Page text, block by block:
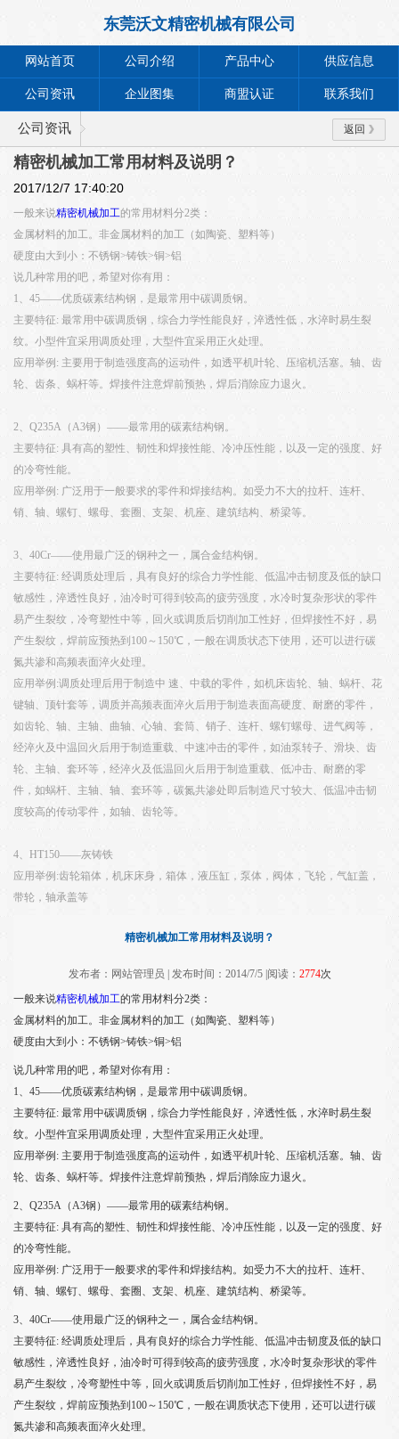
东莞沃文精密机械有限公司
网站首页 公司介绍 产品中心 供应信息
公司资讯 企业图集 商盟认证 联系我们
公司资讯 返回
精密机械加工常用材料及说明？
2017/12/7 17:40:20
一般来说精密机械加工的常用材料分2类：
金属材料的加工。非金属材料的加工（如陶瓷、塑料等）
硬度由大到小：不锈钢>铸铁>铜>铝
说几种常用的吧，希望对你有用：
1、45——优质碳素结构钢，是最常用中碳调质钢。
主要特征: 最常用中碳调质钢，综合力学性能良好，淬透性低，水淬时易生裂
纹。小型件宜采用调质处理，大型件宜采用正火处理。
应用举例: 主要用于制造强度高的运动件，如透平机叶轮、压缩机活塞。轴、齿
轮、齿条、蜗杆等。焊接件注意焊前预热，焊后消除应力退火。
2、Q235A（A3钢）——最常用的碳素结构钢。
主要特征: 具有高的塑性、韧性和焊接性能、冷冲压性能，以及一定的强度、好
的冷弯性能。
应用举例: 广泛用于一般要求的零件和焊接结构。如受力不大的拉杆、连杆、
销、轴、螺钉、螺母、套圈、支架、机座、建筑结构、桥梁等。
3、40Cr——使用最广泛的钢种之一，属合金结构钢。
主要特征: 经调质处理后，具有良好的综合力学性能、低温冲击韧度及低的缺口
敏感性，淬透性良好，油冷时可得到较高的疲劳强度，水冷时复杂形状的零件
易产生裂纹，冷弯塑性中等，回火或调质后切削加工性好，但焊接性不好，易
产生裂纹，焊前应预热到100～150℃，一般在调质状态下使用，还可以进行碳
氮共渗和高频表面淬火处理。
应用举例:调质处理后用于制造中 速、中载的零件，如机床齿轮、轴、蜗杆、花
键轴、顶针套等，调质并高频表面淬火后用于制造表面高硬度、耐磨的零件，
如齿轮、轴、主轴、曲轴、心轴、套筒、销子、连杆、螺钉螺母、进气阀等，
经淬火及中温回火后用于制造重载、中速冲击的零件，如油泵转子、滑块、齿
轮、主轴、套环等，经淬火及低温回火后用于制造重载、低冲击、耐磨的零
件，如蜗杆、主轴、轴、套环等，碳氮共渗处即后制造尺寸较大、低温冲击韧
度较高的传动零件，如轴、齿轮等。
4、HT150——灰铸铁
应用举例:齿轮箱体，机床床身，箱体，液压缸，泵体，阀体，飞轮，气缸盖，
带轮，轴承盖等
精密机械加工常用材料及说明？
发布者：网站管理员 | 发布时间：2014/7/5 |阅读： 2774次
一般来说精密机械加工的常用材料分2类：
金属材料的加工。非金属材料的加工（如陶瓷、塑料等）
硬度由大到小：不锈钢>铸铁>铜>铝
说几种常用的吧，希望对你有用：
1、45——优质碳素结构钢，是最常用中碳调质钢。
主要特征: 最常用中碳调质钢，综合力学性能良好，淬透性低，水淬时易生裂
纹。小型件宜采用调质处理，大型件宜采用正火处理。
应用举例: 主要用于制造强度高的运动件，如透平机叶轮、压缩机活塞。轴、齿
轮、齿条、蜗杆等。焊接件注意焊前预热，焊后消除应力退火。
2、Q235A（A3钢）——最常用的碳素结构钢。
主要特征: 具有高的塑性、韧性和焊接性能、冷冲压性能，以及一定的强度、好
的冷弯性能。
应用举例: 广泛用于一般要求的零件和焊接结构。如受力不大的拉杆、连杆、
销、轴、螺钉、螺母、套圈、支架、机座、建筑结构、桥梁等。
3、40Cr——使用最广泛的钢种之一，属合金结构钢。
主要特征: 经调质处理后，具有良好的综合力学性能、低温冲击韧度及低的缺口
敏感性，淬透性良好，油冷时可得到较高的疲劳强度，水冷时复杂形状的零件
易产生裂纹，冷弯塑性中等，回火或调质后切削加工性好，但焊接性不好，易
产生裂纹，焊前应预热到100～150℃，一般在调质状态下使用，还可以进行碳
氮共渗和高频表面淬火处理。